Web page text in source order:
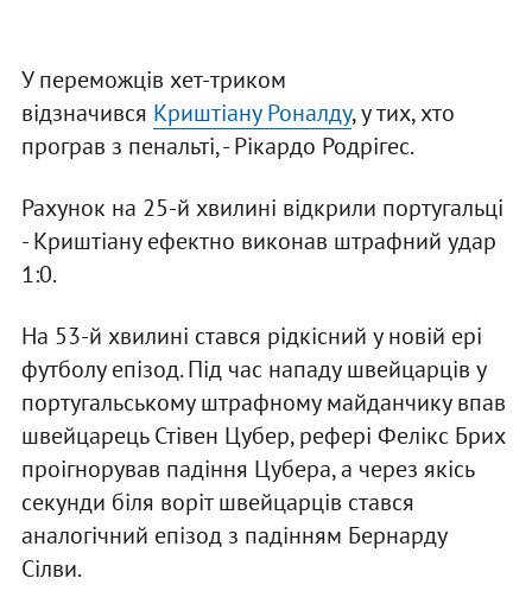
У переможців хет-триком
відзначився Криштіану Роналду, у тих, хто
програв з пенальті, - Рікардо Родрігес.
Рахунок на 25-й хвилині відкрили португальці
- Криштіану ефектно виконав штрафний удар
1:0.
На 53-й хвилині стався рідкісний у новій ері
футболу епізод. Під час нападу швейцарців у
португальському штрафному майданчику впав
швейцарець Стівен Цубер, рефері Фелікс Брих
проігнорував падіння Цубера, а через якісь
секунди біля воріт швейцарців стався
аналогічний епізод з падінням Бернарду
Сілви.